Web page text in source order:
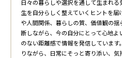
日々の暮らしや選択を通して生まれる
生を自分らしく整えていくヒントを届
や人間関係、暮らしの質、価値観の
断しながら、今の自分にとって心地
のない距離感で情報を発信していま
りながら、日常にそっと寄り添い、